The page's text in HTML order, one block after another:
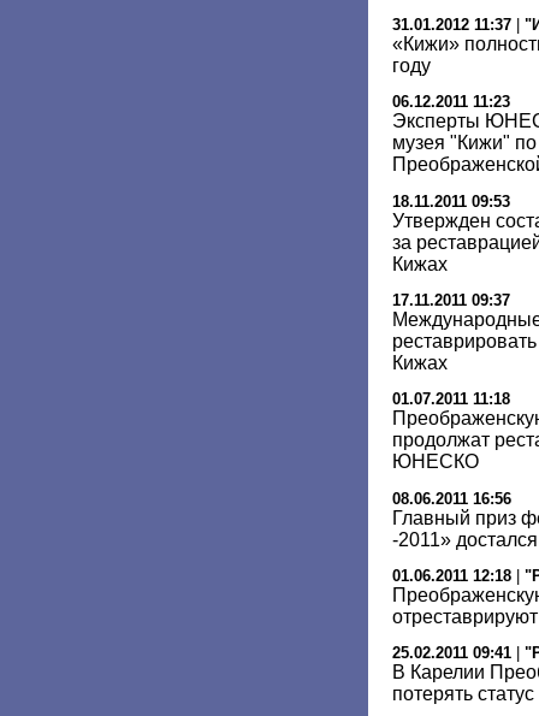
31.01.2012 11:37
«Кижи»
году
06.12.2011 11:23
Эксперты
музея "Кижи"
18.11.2011 09:53
Утвержден
за
Кижах
17.11.2011 09:37
Кижах
01.07.2011 11:18
продолжат
ЮНЕСКО
08.06.2011 16:56
Главный приз
-2011»
01.06.2011 12:18
25.02.2011 09:41
В Карелии
потерять